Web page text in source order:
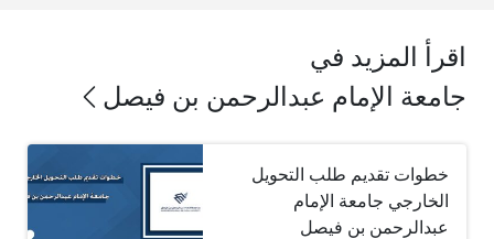
اقرأ المزيد في
جامعة الإمام عبدالرحمن بن فيصل
خطوات تقديم طلب التحويل
الخارجي جامعة الإمام
عبدالرحمن بن فيصل